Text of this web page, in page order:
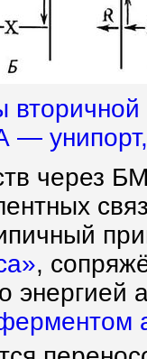
—
через
,